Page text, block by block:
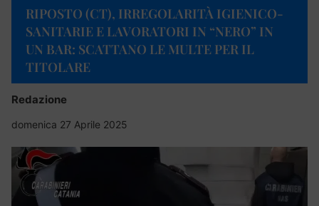
RIPOSTO (CT), IRREGOLARITÀ IGIENICO-
SANITARIE E LAVORATORI IN “NERO” IN
UN BAR: SCATTANO LE MULTE PER IL
TITOLARE
Redazione
domenica 27 Aprile 2025